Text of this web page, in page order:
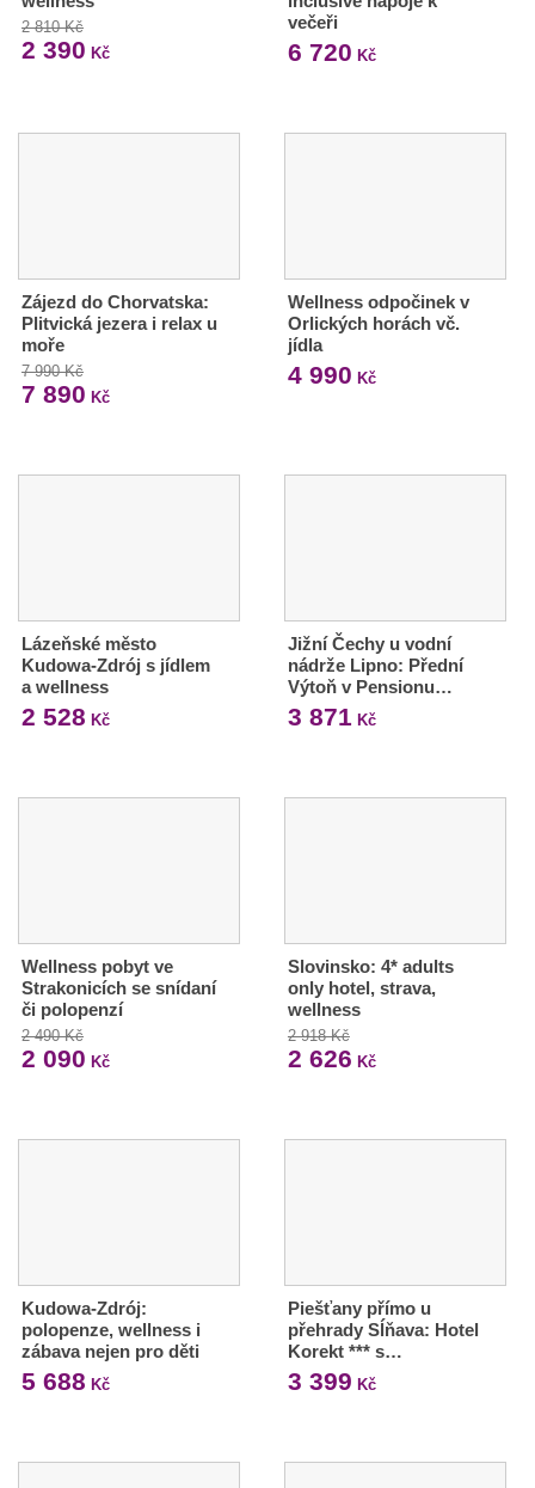
2 810 Kč
2 390 Kč
večeři
6 720 Kč
Zájezd do Chorvatska:
Plitvická jezera i relax u
moře
7 990 Kč
7 890 Kč
Wellness odpočinek v
Orlických horách vč.
jídla
4 990 Kč
Lázeňské město
Kudowa-Zdrój s jídlem
a wellness
2 528 Kč
Jižní Čechy u vodní
nádrže Lipno: Přední
Výtoň v Pensionu…
3 871 Kč
Wellness pobyt ve
Strakonicích se snídaní
či polopenzí
2 490 Kč
2 090 Kč
Slovinsko: 4* adults
only hotel, strava,
wellness
2 918 Kč
2 626 Kč
Kudowa-Zdrój:
polopenze, wellness i
zábava nejen pro děti
5 688 Kč
Piešťany přímo u
přehrady Sĺňava: Hotel
Korekt *** s…
3 399 Kč